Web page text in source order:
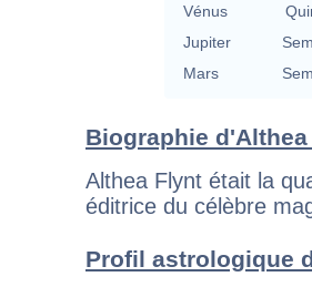
Vénus
Jupiter
Mars
Biographie
Althea Flynt était la
éditrice du célèbre
Profil astrologique